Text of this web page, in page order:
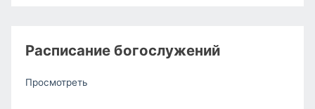
Расписание богослужений
Просмотреть